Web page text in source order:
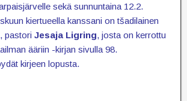
sekä sunnuntaina 12.2.
kiertueella kanssani on tšadilainen
pastori Jesaja Ligring, josta on kerrottu
ääriin -kirjan sivulla 98.
kirjeen lopusta.